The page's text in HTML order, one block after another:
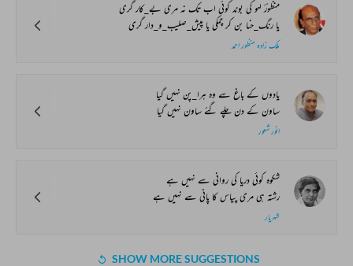
منظورؔ لہو کی بوند کوئی اب تک نہ مری بے_کار گری
یا رنگ_حنا بن کر چمکی یا پیش_صلیب_و_دار گری
ملک زادہ منظور احمد
یادوں کے باغ سے وہ ہرا_پن نہیں گیا
ساون کے دن چلے گئے ساون نہیں گیا
انور شعور
شکوہ کوئی دریا کی روانی سے نہیں ہے
رشتہ ہی مری پیاس کا پانی سے نہیں ہے
شہریار
SHOW MORE SUGGESTIONS